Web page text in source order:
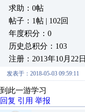
求助：0帖
帖子：1帖 | 102回
年度积分：0
历史总积分：103
注册：2013年10月22日
发表于：2018-05-03 09:59:11
到此一游学习
回复 引用 举报